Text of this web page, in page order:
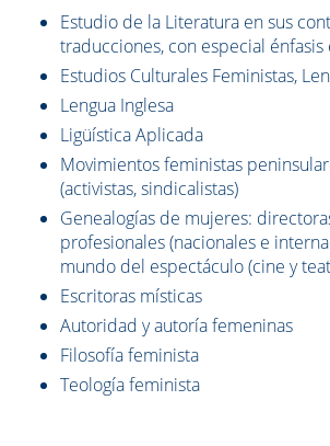
Estudio de la Literatura en sus
traducciones, con especial
Estudios Culturales Feministas,
Lengua Inglesa
Ligüística Aplicada
Movimientos feministas
(activistas, sindicalistas)
Genealogías de mujeres:
profesionales (nacionales e
mundo del espectáculo (cine y
Escritoras místicas
Autoridad y autoría femeninas
Filosofía feminista
Teología feminista